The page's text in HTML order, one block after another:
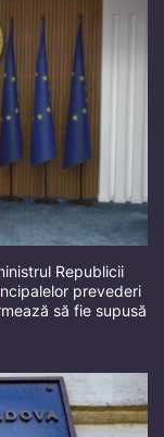
Republicii
prevederi
să fie supusă